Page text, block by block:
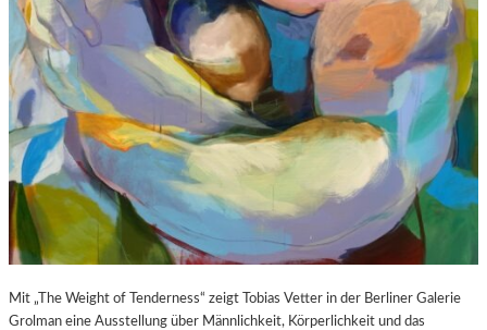
Mit „The Weight of Tenderness“ zeigt Tobias Vetter in der Berliner Galerie
Grolman eine Ausstellung über Männlichkeit, Körperlichkeit und das